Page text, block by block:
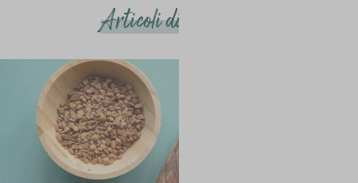
Articoli di tendenza